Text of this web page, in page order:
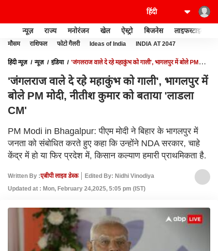
न्यूज़ राज्य मनोरंजन खेल ऐस्ट्रो बिजनेस लाइफस्टाइल
मौसम राशिफल फोटो गैलरी Ideas of India INDIA AT 2047
हिंदी न्यूज़ न्यूज़ इंडिया
'जंगलराज वाले दे रहे महाकुंभ को गाली', भागलपुर में बोले PM
'जंगलराज वाले दे रहे महाकुंभ को गाली', भागलपुर में
बोले PM मोदी, नीतीश कुमार को बताया 'लाडला
CM'
PM Modi in Bhagalpur: पीएम मोदी ने बिहार के भागलपुर में
जनता को संबोधित करते हुए कहा कि उन्होंने NDA सरकार, चाहे
केंद्र में हो या फिर प्रदेश में, किसान कल्याण हमारी प्राथमिकता है.
Written By :एबीपी लाइव डेस्क
Edited By: Nidhi Vinodiya
Updated at : Mon, February 24,2025, 5:05 pm (IST)